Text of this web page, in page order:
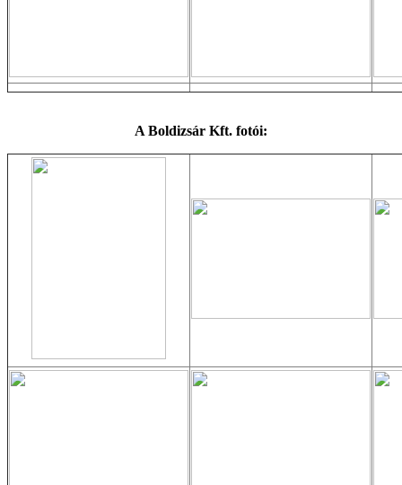
A Boldizsár Kft. fotói: